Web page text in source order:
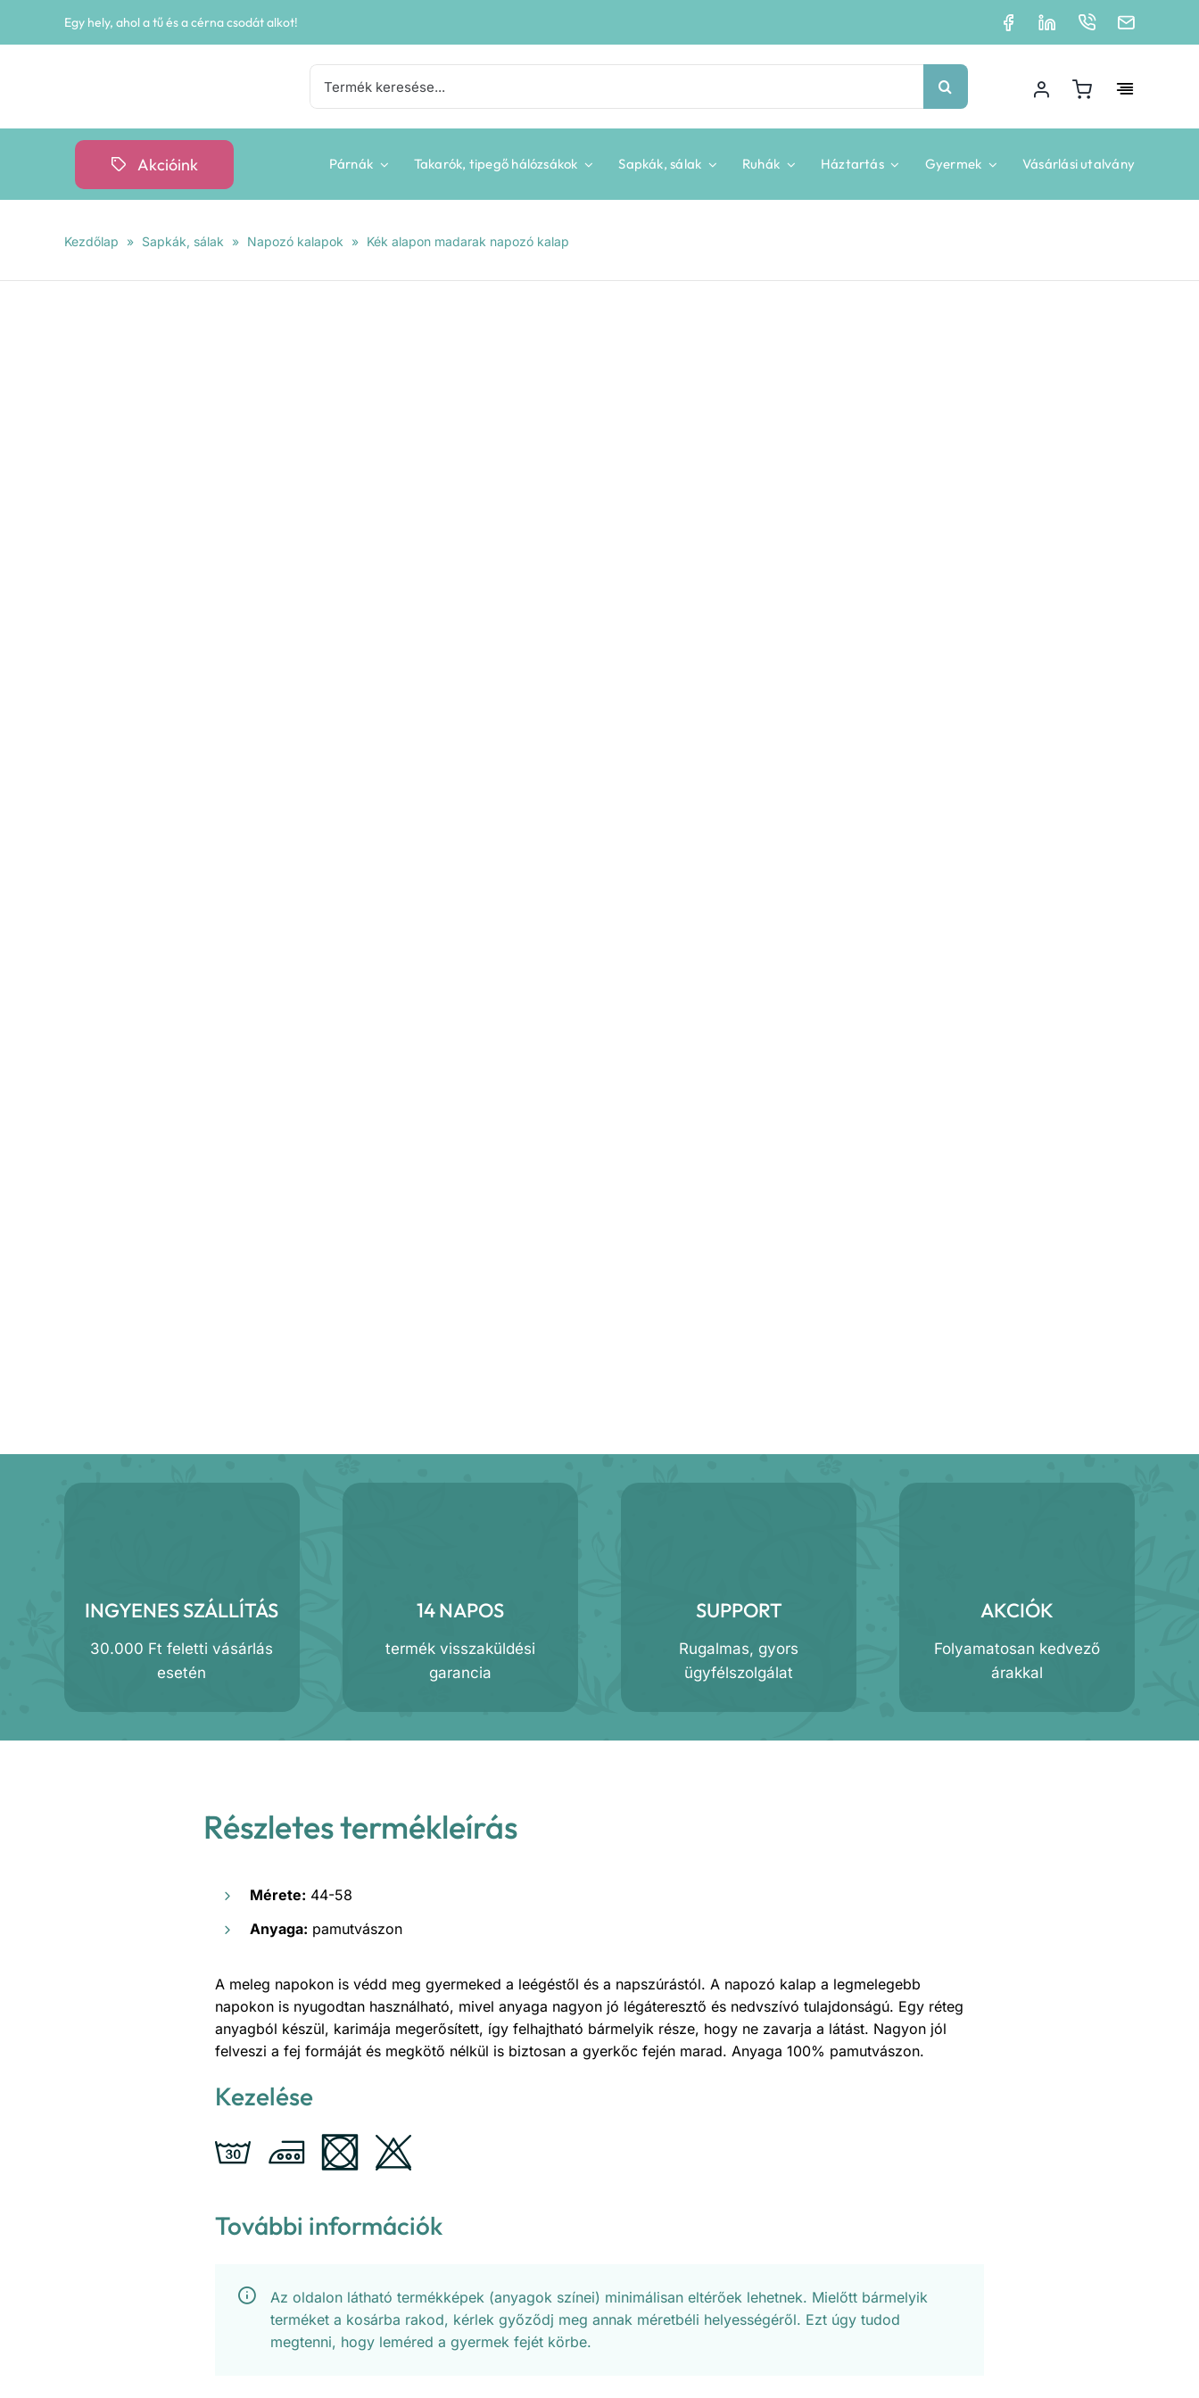
Egy hely, ahol a tű és a cérna csodát alkot!
Keresés...
Akcióink Párnák Takarók, tipegő hálózsákok Sapkák, sálak Ruhák Háztartás Gyermek Vásárlási utalvány
Kezdőlap » Sapkák, sálak » Napozó kalapok » Kék alapon madarak napozó kalap
INGYENES SZÁLLÍTÁS
30.000 Ft feletti vásárlás
esetén
14 NAPOS
termék visszaküldési
garancia
SUPPORT
Rugalmas, gyors
ügyfélszolgálat
AKCIÓK
Folyamatosan kedvező
árakkal
Részletes termékleírás
Mérete: 44-58
Anyaga: pamutvászon
A meleg napokon is védd meg gyermeked a leégéstől és a napszúrástól. A napozó kalap a legmelegebb
napokon is nyugodtan használható, mivel anyaga nagyon jó légáteresztő és nedvszívó tulajdonságú. Egy réteg
anyagból készül, karimája megerősített, így felhajtható bármelyik része, hogy ne zavarja a látást. Nagyon jól
felveszi a fej formáját és megkötő nélkül is biztosan a gyerkőc fején marad. Anyaga 100% pamutvászon.
Kezelése
További információk
Az oldalon látható termékképek (anyagok színei) minimálisan eltérőek lehetnek. Mielőtt bármelyik
terméket a kosárba rakod, kérlek győződj meg annak méretbéli helyességéről. Ezt úgy tudod
megtenni, hogy leméred a gyermek fejét körbe.